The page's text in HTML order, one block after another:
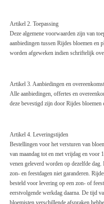
Artikel 2. Toepassing
Deze algemene voorwaarden zijn van
aanbiedingen tussen Rijdes bloemen en
worden afgeweken indien schriftelijk
Artikel 3. Aanbiedingen en
Alle aanbiedingen, offertes en
deze bevestigd zijn door Rijdes bloemen
Artikel 4. Leveringstijden
Bestellingen voor het versturen van
van maandag tot en met vrijdag en voor
venen geleverd worden op dezelfde dag.
zon- en feestdagen niet garanderen.
besteld voor levering op een zon- of
eerstvolgende werkdag daarna. De tijd
bloemisten verschillende afspraken